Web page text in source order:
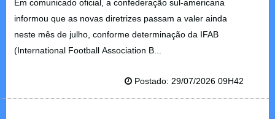
Em comunicado oficial, a confederação sul-americana
informou que as novas diretrizes passam a valer ainda
neste mês de julho, conforme determinação da IFAB
(International Football Association B...
Postado: 29/07/2026 09H42